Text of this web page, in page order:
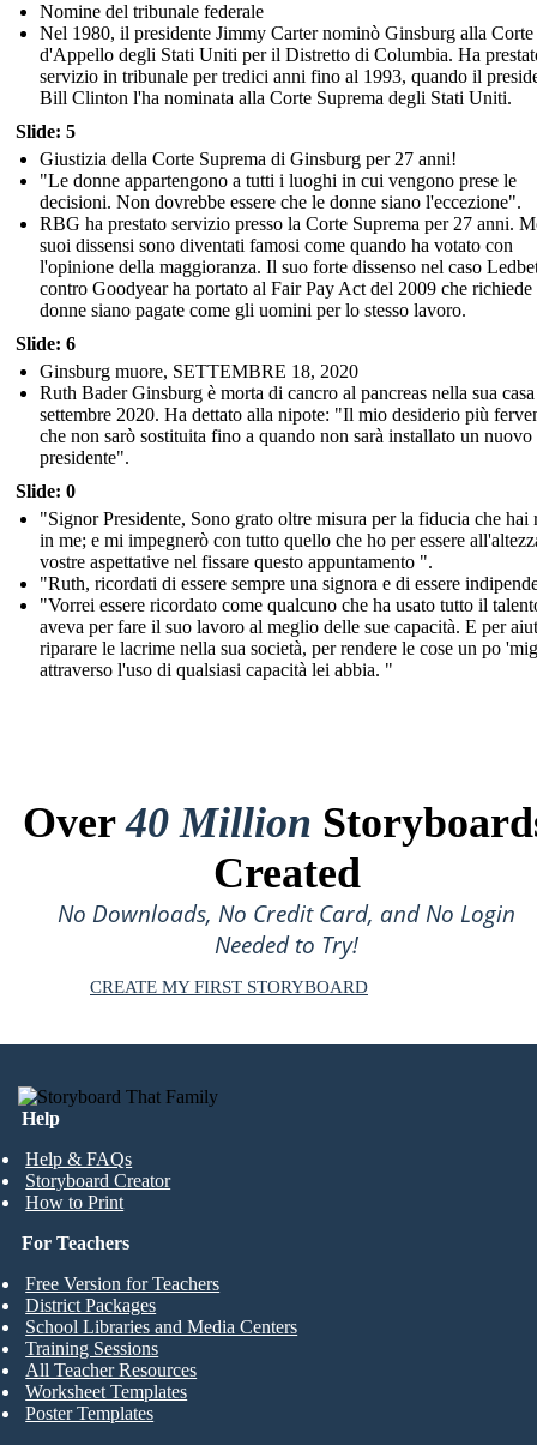
Nomine del tribunale federale
Nel 1980, il presidente Jimmy Carter nominò Ginsburg alla Corte
d'Appello degli Stati Uniti per il Distretto di Columbia. Ha
servizio in tribunale per tredici anni fino al 1993, quando il
Bill Clinton l'ha nominata alla Corte Suprema degli Stati Uniti.
Slide: 5
Giustizia della Corte Suprema di Ginsburg per 27 anni!
"Le donne appartengono a tutti i luoghi in cui vengono prese le
decisioni. Non dovrebbe essere che le donne siano l'eccezione".
RBG ha prestato servizio presso la Corte Suprema per 27 anni.
suoi dissensi sono diventati famosi come quando ha votato con
l'opinione della maggioranza. Il suo forte dissenso nel caso
contro Goodyear ha portato al Fair Pay Act del 2009 che richiede
donne siano pagate come gli uomini per lo stesso lavoro.
Slide: 6
Ginsburg muore, SETTEMBRE 18, 2020
Ruth Bader Ginsburg è morta di cancro al pancreas nella sua
settembre 2020. Ha dettato alla nipote: "Il mio desiderio più
che non sarò sostituita fino a quando non sarà installato un nuovo
presidente".
Slide: 0
"Signor Presidente, Sono grato oltre misura per la fiducia che hai
in me; e mi impegnerò con tutto quello che ho per essere
vostre aspettative nel fissare questo appuntamento ".
"Ruth, ricordati di essere sempre una signora e di essere
"Vorrei essere ricordato come qualcuno che ha usato tutto il
aveva per fare il suo lavoro al meglio delle sue capacità. E per
riparare le lacrime nella sua società, per rendere le cose un po
attraverso l'uso di qualsiasi capacità lei abbia. "
Over40 Million
Created
No Downloads, No Credit Card, and No Login
Needed to Try!
CREATE MY FIRST STORYBOARD
Help
Help & FAQs
Storyboard Creator
How to Print
For Teachers
Free Version for Teachers
District Packages
School Libraries and Media Centers
Training Sessions
All Teacher Resources
Worksheet Templates
Poster Templates